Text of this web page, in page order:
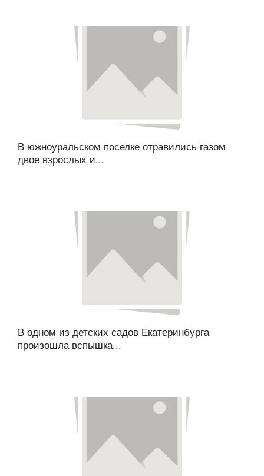
В южноуральском поселке отравились газом
двое взрослых и...
В одном из детских садов Екатеринбурга
произошла вспышка...